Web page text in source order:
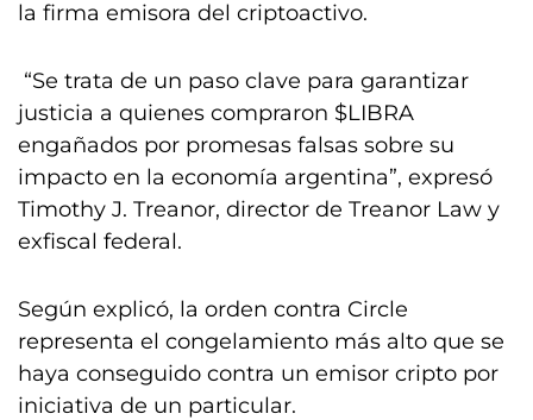
la firma emisora del criptoactivo.
“Se trata de un paso clave para garantizar
justicia a quienes compraron $LIBRA
engañados por promesas falsas sobre su
impacto en la economía argentina”, expresó
Timothy J. Treanor, director de Treanor Law y
exfiscal federal.
Según explicó, la orden contra Circle
representa el congelamiento más alto que se
haya conseguido contra un emisor cripto por
iniciativa de un particular.